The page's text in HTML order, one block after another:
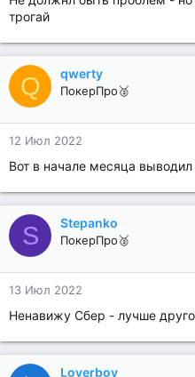
трогай
Q qwerty
ПокерПро🥈
12 Июл 2022
Вот в начале месяца
S Stepanko
ПокерПро🥈
13 Июл 2022
Ненавижу Сбер - лучше
Loverboy